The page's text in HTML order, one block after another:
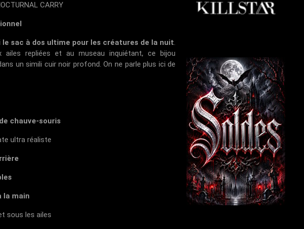
CARRY
le sac à dos ultime pour les créatures de la nuit.
ailes repliées et au museau inquiétant, ce bijou
un simili cuir noir profond. On ne parle plus ici de
chauve-souris
ultra réaliste
la main
sous les ailes